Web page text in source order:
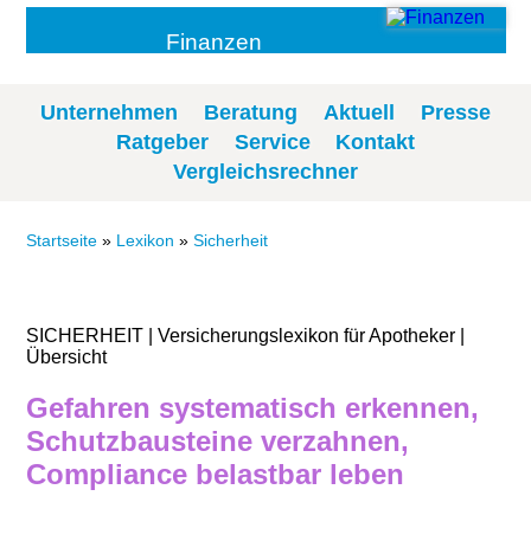
Finanzen
Unternehmen Beratung Aktuell
Presse
Ratgeber
Service
Kontakt
Vergleichsrechner
Startseite » Lexikon »Sicherheit
SICHERHEIT | Versicherungslexikon für Apotheker |
Übersicht
Gefahren systematisch erkennen,
Schutzbausteine verzahnen,
Compliance belastbar leben